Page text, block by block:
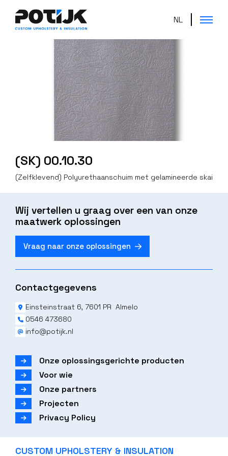
NL
(SK) 00.10.30
(Zelfklevend) Polyurethaanschuim met gelamineerde skai
Wij vertellen u graag over een van onze
maatwerk oplossingen
Vraag naar onze oplossingen
Contactgegevens
Einsteinstraat 6, 7601 PR Almelo
0546 473680
info@potijk.nl
Onze oplossingsgerichte producten
Voor wie
Onze partners
Projecten
Privacy Policy
CUSTOM UPHOLSTERY & INSULATION